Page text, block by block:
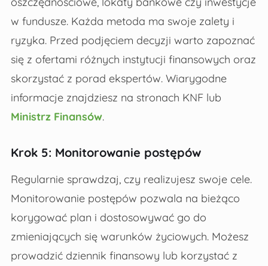
w fundusze. Każda metoda ma swoje zalety i
ryzyka. Przed podjęciem decyzji warto zapoznać
się z ofertami różnych instytucji finansowych oraz
skorzystać z porad ekspertów. Wiarygodne
informacje znajdziesz na stronach KNF lub
Ministrz Finansów.
Krok 5: Monitorowanie postępów
Regularnie sprawdzaj, czy realizujesz swoje cele.
Monitorowanie postępów pozwala na bieżąco
korygować plan i dostosowywać go do
zmieniających się warunków życiowych. Możesz
prowadzić dziennik finansowy lub korzystać z